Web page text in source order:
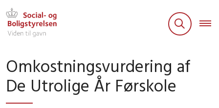
Omkostningsvurdering af
De Utrolige År Førskole